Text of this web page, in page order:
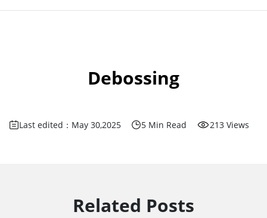
Debossing
Last edited：May 30,2025 5 Min Read 213 Views
Related Posts